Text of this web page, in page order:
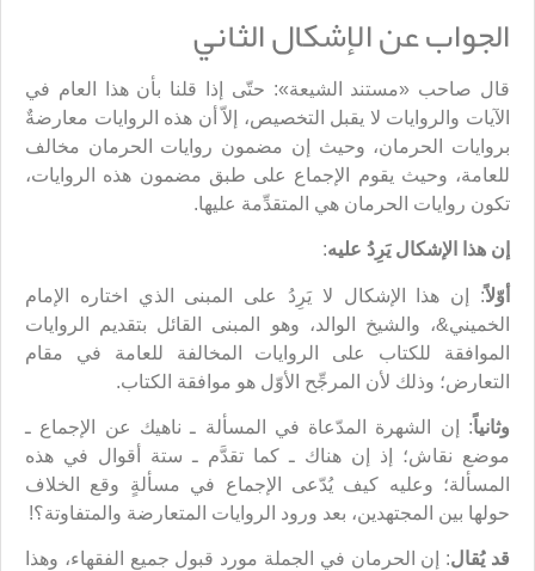
الجواب عن الإشكال الثاني
قال صاحب «مستند الشيعة»: حتّى إذا قلنا بأن هذا العام في
الآيات والروايات لا يقبل التخصيص، إلاّ أن هذه الروايات معارضةٌ
بروايات الحرمان، وحيث إن مضمون روايات الحرمان مخالف
للعامة، وحيث يقوم الإجماع على طبق مضمون هذه الروايات،
تكون روايات الحرمان هي المتقدِّمة عليها.
إن هذا الإشكال يَرِدُ عليه:
أوّلاً: إن هذا الإشكال لا يَرِدُ على المبنى الذي اختاره الإمام
الخميني&، والشيخ الوالد، وهو المبنى القائل بتقديم الروايات
الموافقة للكتاب على الروايات المخالفة للعامة في مقام
التعارض؛ وذلك لأن المرجِّح الأوّل هو موافقة الكتاب.
وثانياً: إن الشهرة المدّعاة في المسألة ـ ناهيك عن الإجماع ـ
موضع نقاش؛ إذ إن هناك ـ كما تقدَّم ـ ستة أقوال في هذه
المسألة؛ وعليه كيف يُدّعى الإجماع في مسألةٍ وقع الخلاف
حولها بين المجتهدين، بعد ورود الروايات المتعارضة والمتفاوتة؟!
قد يُقال: إن الحرمان في الجملة مورد قبول جميع الفقهاء، وهذا